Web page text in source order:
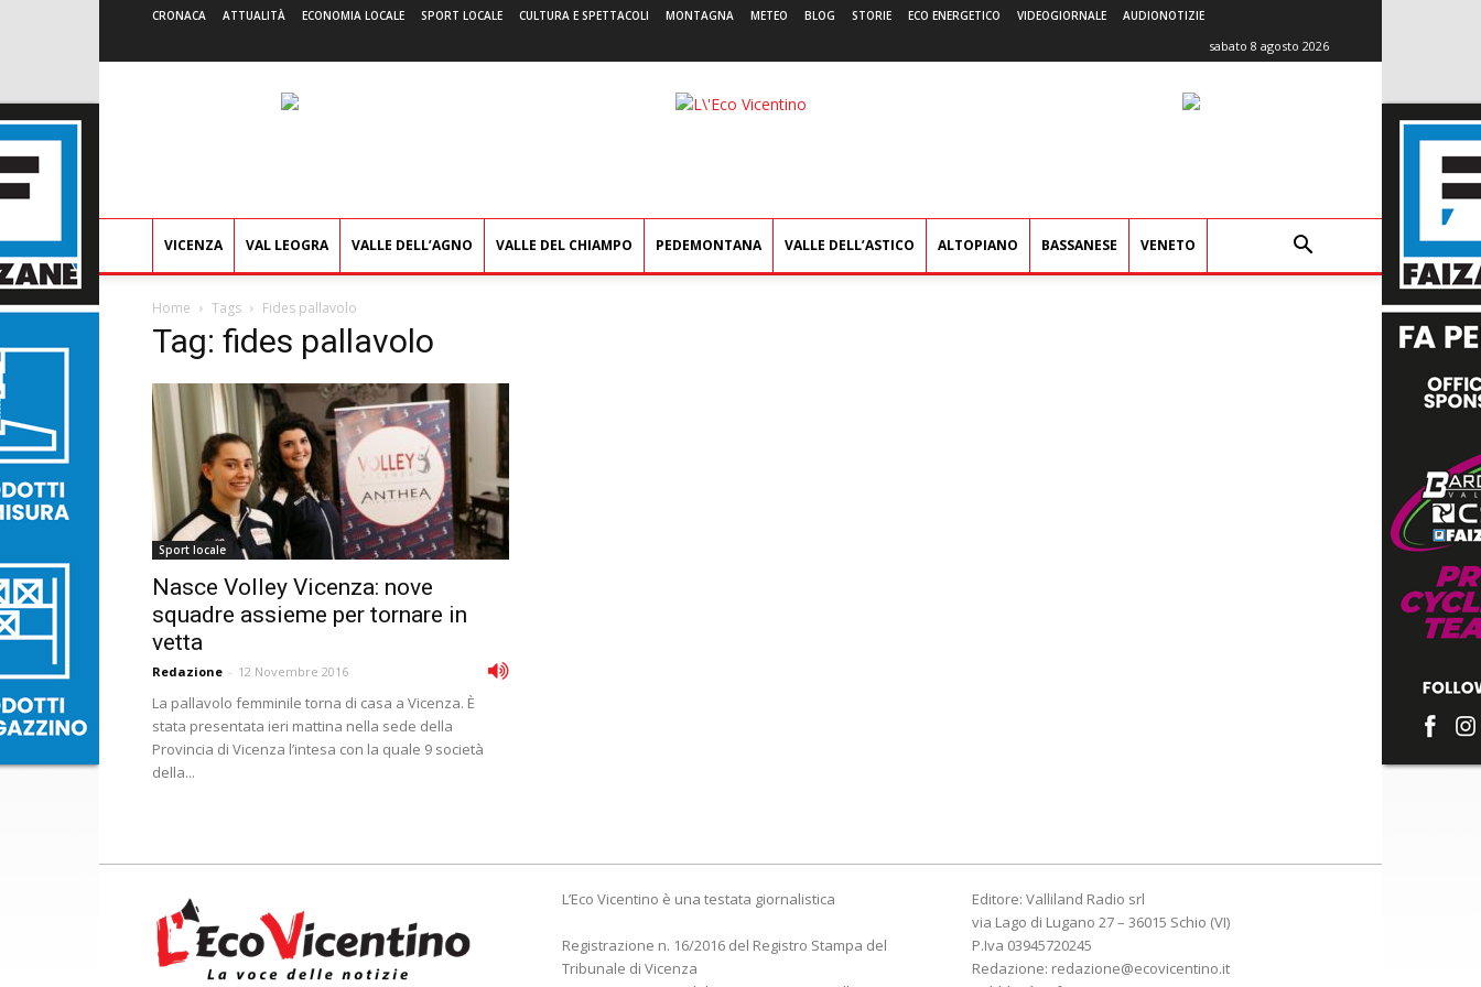
CRONACA ATTUALITÀ ECONOMIA LOCALE SPORT LOCALE CULTURA E SPETTACOLI MONTAGNA METEO BLOG STORIE ECO ENERGETICO VIDEOGIORNALE AUDIONOTIZIE
sabato 8 agosto 2026
L'Eco
VICENZA VAL LEOGRA VALLE DELL’AGNO VALLE DEL CHIAMPO PEDEMONTANA VALLE DELL’ASTICO ALTOPIANO BASSANESE VENETO
Home Tags Fides pallavolo
Tag: fides pallavolo
Sport locale
Nasce Volley Vicenza: nove
squadre assieme per tornare in
vetta
Redazione - 12 Novembre 2016
La pallavolo femminile torna di casa a Vicenza. È
stata presentata ieri mattina nella sede della
Provincia di Vicenza l’intesa con la quale 9 società
della...
L’Eco Vicentino è una testata giornalistica
Registrazione n. 16/2016 del Registro Stampa del
Tribunale di Vicenza
Editore: Valliland Radio srl
via Lago di Lugano 27 – 36015 Schio (VI)
P.Iva 03945720245
Redazione: redazione@ecovicentino.it